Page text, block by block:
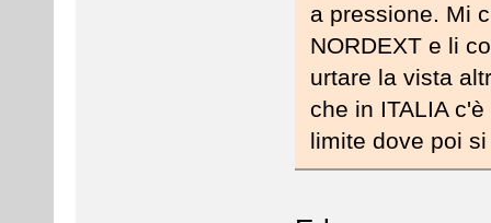
a pressione. Mi
NORDEXT e li
urtare la vista
che in ITALIA
limite dove poi